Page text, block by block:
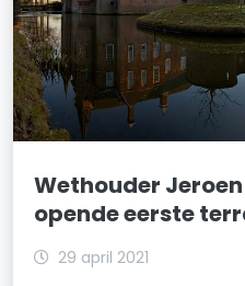
Wethouder
opende eerste
29 april 2021